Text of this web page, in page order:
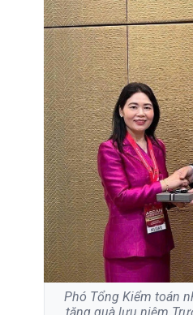
Phó Tổng Kiểm toán